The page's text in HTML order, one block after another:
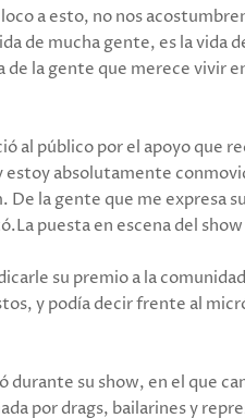
a esto, no nos
de mucha gente, es la vida
de la gente que merece vivir
al público por el apoyo que
absolutamente
De la gente que me expresa
puesta en escena del
su premio a la
y podía decir frente al
durante su show, en el que
por drags, bailarines y